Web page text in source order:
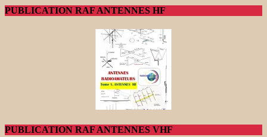
PUBLICATION RAF ANTENNES HF
PUBLICATION RAF ANTENNES VHF